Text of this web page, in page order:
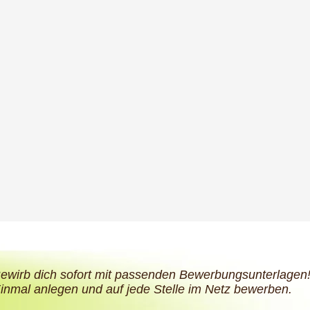
dich sofort mit passenden Bewerbungsunterlagen!
anlegen und auf jede Stelle im Netz bewerben.